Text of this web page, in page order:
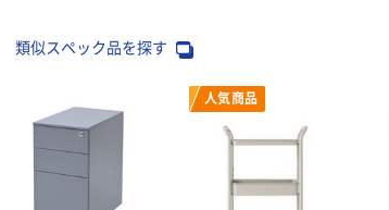
類似スペック品を探す
人気商品